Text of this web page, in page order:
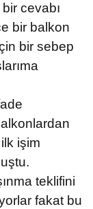
cevabı
bir balkon
bir sebep
işim
teklifini
fakat bu